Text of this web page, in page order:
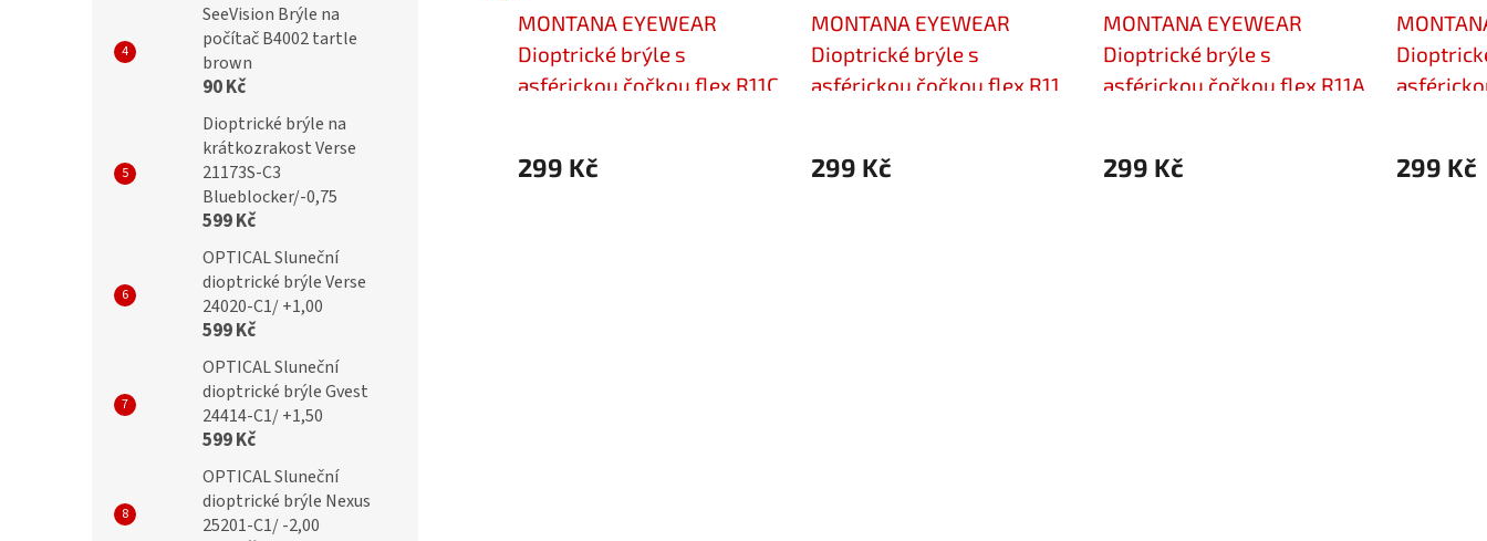
SeeVision Brýle na
počítač B4002 tartle
brown
90 Kč
Dioptrické brýle na
krátkozrakost Verse
21173S-C3
Blueblocker/-0,75
599 Kč
OPTICAL Sluneční
dioptrické brýle Verse
24020-C1/ +1,00
599 Kč
OPTICAL Sluneční
dioptrické brýle Gvest
24414-C1/ +1,50
599 Kč
OPTICAL Sluneční
dioptrické brýle Nexus
25201-C1/ -2,00
brýle MR52C
MONTANA EYEWEAR
Dioptrické brýle BOX73A
+3,00 flex
279 Kč
MONTANA EYEWEAR
Dioptrické brýle s
asférickou čočkou flex R11C
299 Kč
MONTANA EYEWEAR
Dioptrické brýle s
asférickou čočkou flex R11
299 Kč
MONTANA EYEWEAR
Dioptrické brýle s
asférickou čočkou flex R11A
299 Kč 299 Kč